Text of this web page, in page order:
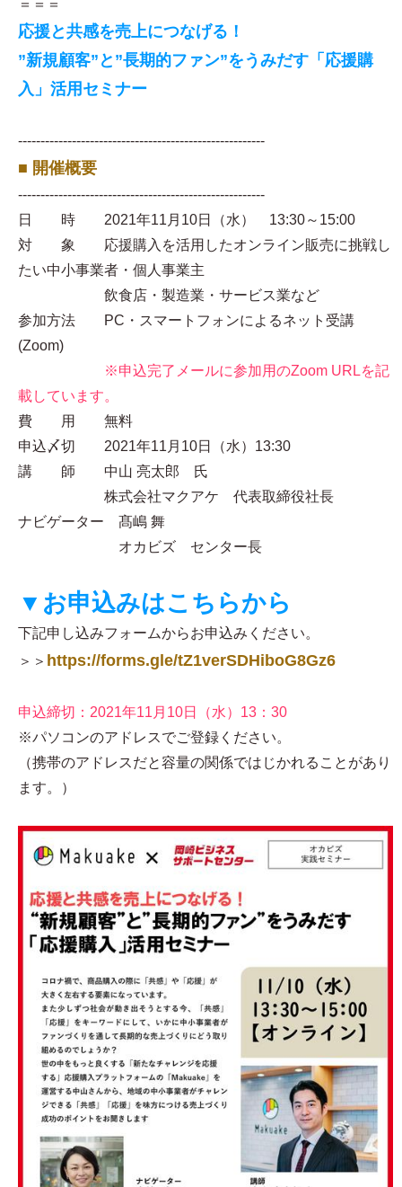
＝＝＝
応援と共感を売上につなげる！
”新規顧客”と”長期的ファン”をうみだす「応援購
入」活用セミナー
-------------------------------------------------------
■ 開催概要
-------------------------------------------------------
日 時 2021年11月10日（水） 13:30～15:00
対 象 応援購入を活用したオンライン販売に挑戦し
たい中小事業者・個人事業主
飲食店・製造業・サービス業など
参加方法 PC・スマートフォンによるネット受講
(Zoom)
※申込完了メールに参加用のZoom URLを記
載しています。
費 用 無料
申込〆切 2021年11月10日（水）13:30
講 師 中山 亮太郎 氏
株式会社マクアケ 代表取締役社長
ナビゲーター 髙嶋 舞
オカビズ センター長
▼お申込みはこちらから
下記申し込みフォームからお申込みください。
＞＞ https://forms.gle/tZ1verSDHiboG8Gz6
申込締切：2021年11月10日（水）13：30
※パソコンのアドレスでご登録ください。
（携帯のアドレスだと容量の関係ではじかれることがあり
ます。）